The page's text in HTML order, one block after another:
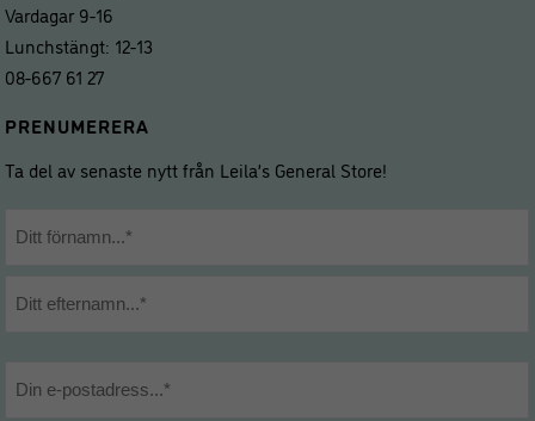
Vardagar 9-16
Lunchstängt: 12-13
08-667 61 27
PRENUMERERA
Ta del av senaste nytt från Leila’s General Store!